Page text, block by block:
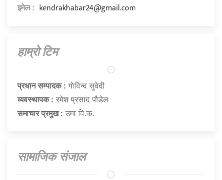
इमेल : kendrakhabar24@gmail.com
हाम्राे टिम
प्रधान सम्पादक : गाेविन्द सुवेदी
व्यवस्थापक : रमेश प्रसाद पौडेल
समाचार प्रमुख : उमा वि.क.
सामाजिक संजाल